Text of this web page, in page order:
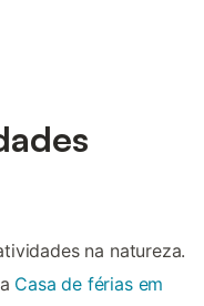
na natureza.
Casa de férias em